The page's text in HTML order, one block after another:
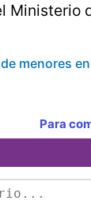
Ministerio
menores
Para